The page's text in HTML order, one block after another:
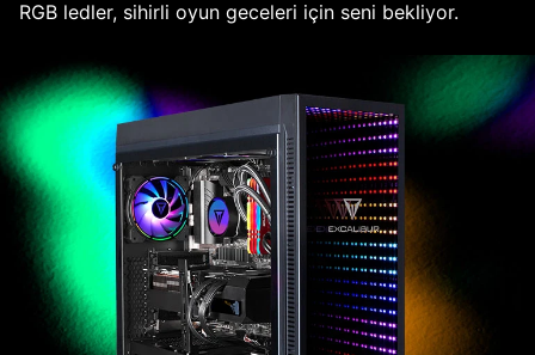
RGB ledler, sihirli oyun geceleri için seni bekliyor.